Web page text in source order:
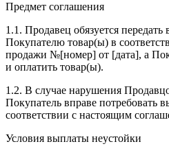
Предмет соглашения
1.1. Продавец обязуется передать
Покупателю товар(ы) в
продажи №[номер] от [дата], а
и оплатить товар(ы).
1.2. В случае нарушения
Покупатель вправе потребовать
соответствии с настоящим
Условия выплаты неустойки